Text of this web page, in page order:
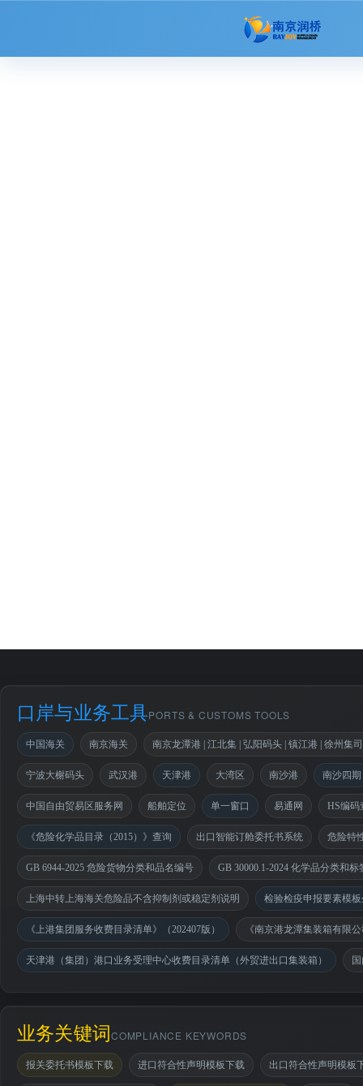
口岸与业务工具PORTS & CUSTOMS TOOLS
中国海关 南京海关 南京龙潭港 | 江北集 | 弘阳码头 | 镇江港 | 徐州集
宁波大榭码头 武汉港 天津港 大湾区 南沙港 南沙四期
中国自由贸易区服务网 船舶定位 单一窗口 易通网 HS编码
《危险化学品目录（2015）》查询 出口智能订舱委托书系统 危险特
GB 6944-2025 危险货物分类和品名编号 GB 30000.1-2024 化学品分类和
上海中转上海海关危险品不含抑制剂或稳定剂说明 检验检疫申报要素模
《上港集团服务收费目录清单》（202407版） 《南京港龙潭集装箱有限
天津港（集团）港口业务受理中心收费目录清单（外贸进出口集装箱）
业务关键词COMPLIANCE KEYWORDS
报关委托书模板下载 进口符合性声明模板下载 出口符合性声明模板